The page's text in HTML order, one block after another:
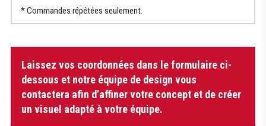
* Commandes répétées seulement.
Chandail
Laissez vos coordonnées dans le formulaire ci-
dessous et notre équipe de design vous
contactera afin d’affiner votre concept et de créer
un visuel adapté à votre équipe.